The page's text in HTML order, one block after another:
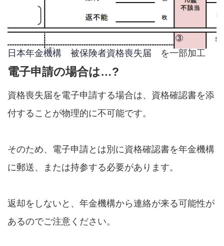
日本年金機構 被保険者資格喪失届 を一部加工
電子申請の場合は…?
資格喪失届を電子申請する場合は、資格確認書を添
付することが物理的に不可能です。
そのため、電子申請とは別に資格確認書を年金機構
に郵送、または持参する必要があります。
返却をしないと、年金機構から連絡が来る可能性が
あるのでご注意ください。